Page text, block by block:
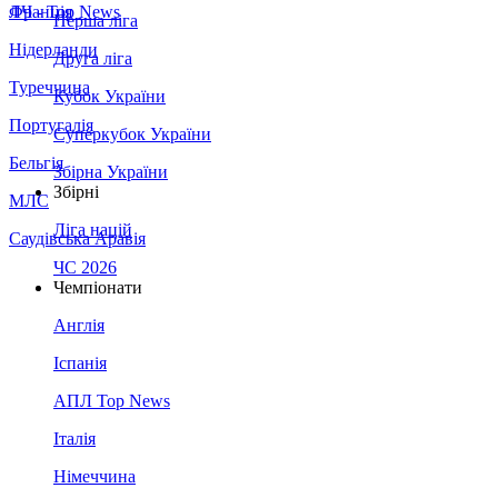
Франція
Нідерланди
Туреччина
Португалія
Бельгія
МЛС
Саудівська Аравія
ЛЧ - Top News
Перша ліга
Друга ліга
Кубок України
Суперкубок України
Збірна України
Збірні
Ліга націй
ЧС 2026
Чемпіонати
Англія
Іспанія
АПЛ Top News
Італія
Німеччина